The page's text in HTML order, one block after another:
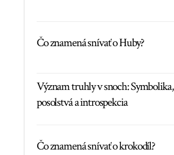
Čo znamená snívať o Huby?
Význam truhly v snoch: Symbolika,
posolstvá a introspekcia
Čo znamená snívať o krokodíl?